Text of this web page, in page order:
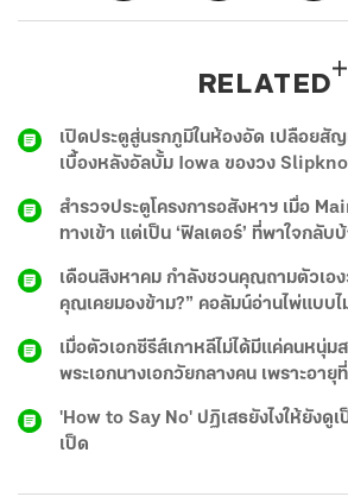
RELATED
เปิดประตูสู่นรกภูมิในห้องอัด เปลือย
เบื้องหลังอัลบั้ม Iowa ของวง
สำรวจประตูโครงการอสังหาฯ เมื่อ
ทางเข้า แต่เป็น ‘ฟิลเตอร์’ ที่พาใจกลับ
เดือนสิงหาคม กำลังชวนคุณถามตัวเอง
คุณเคยมองข้าม?” คอลัมน์อ่านไพ่แบบ
ชวนคุยกับความรู้สึกในใจ ว่าไพ่อยากบอ
เมื่อตัวเอกซีรีส์เกาหลีไม่ได้มีแค่คนหนุ่มสาว กับปรากฏ
พระเอกนางเอกวัยกลางคน เพราะอา
ไม่ได้จำกัดอยู่แค่บทพ่อแม่อีกต่อไป
'How to Say No' ปฏิเสธยังไงให้ยังดู
เป็ด